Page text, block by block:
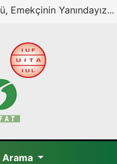
Emekçinin Yanındayız...
Arama